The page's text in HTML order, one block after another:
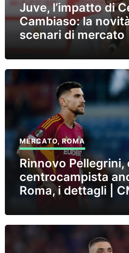
Juve, l’impatto di
Cambiaso: la
scenari di mercato
MERCATO,ROMA
Rinnovo Pellegrini,
centrocampista
Roma, i dettagli |